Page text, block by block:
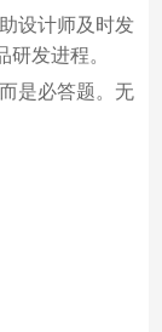
设计师及时发
发进程。
是必答题。无